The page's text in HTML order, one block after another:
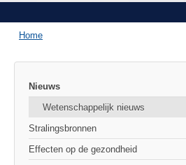
Home
Nieuws
Wetenschappelijk nieuws
Stralingsbronnen
Effecten op de gezondheid